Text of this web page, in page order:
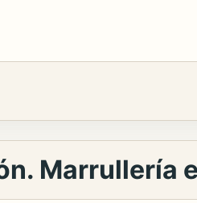
Marrullería